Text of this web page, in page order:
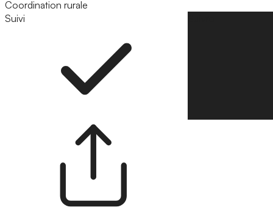
Coordination rurale
Suivi